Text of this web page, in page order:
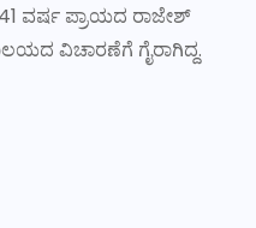
ವರ್ಷ ಪ್ರಾಯದ ರಾಜೇಶ್
ವಿಚಾರಣೆಗೆ ಗೈರಾಗಿದ್ದ.